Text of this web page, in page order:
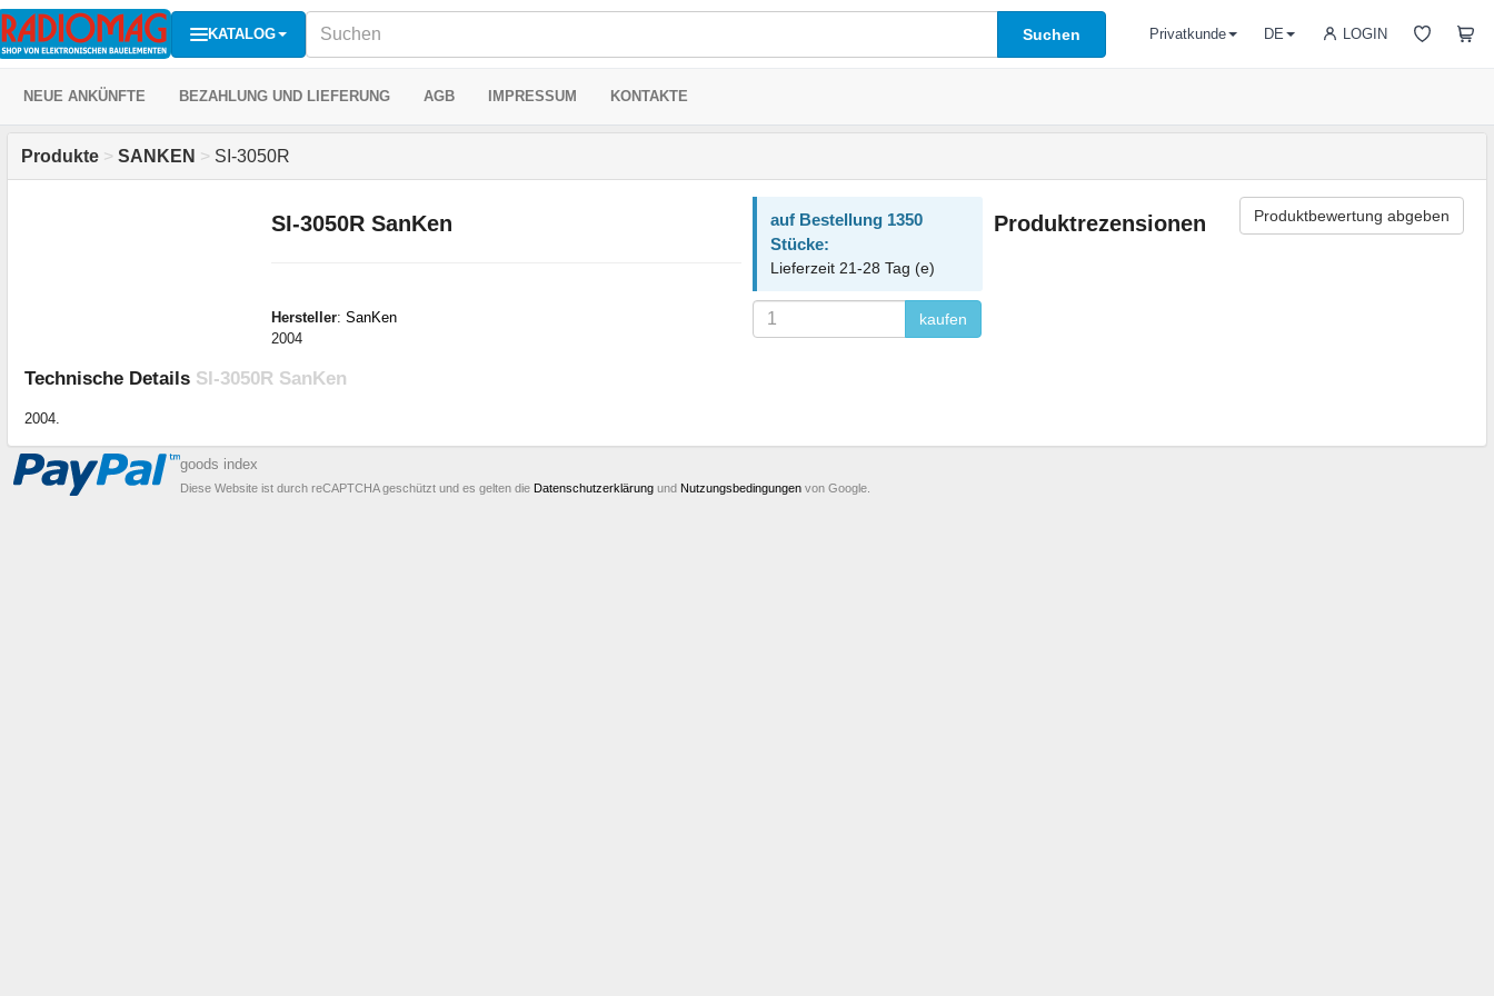
KATALOG Suchen LOGIN
Privatkunde DE
NEUE ANKÜNFTE BEZAHLUNG UND LIEFERUNG AGB IMPRESSUM KONTAKTE
Produkte > SANKEN > SI-3050R
SI-3050R SanKen
Hersteller: SanKen
2004
auf Bestellung 1350
Stücke:
Lieferzeit 21-28 Tag (e)
kaufen
Produktrezensionen Produktbewertung abgeben
Technische Details SI-3050R SanKen
2004.
goods index
Diese Website ist durch reCAPTCHA geschützt und es gelten die Datenschutzerklärung und Nutzungsbedingungen von Google.